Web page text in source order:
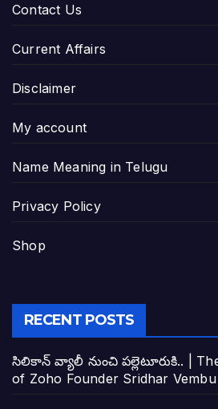
Contact Us
Current Affairs
Disclaimer
My account
Name Meaning in Telugu
Privacy Policy
Shop
RECENT POSTS
సిలికాన్ వ్యాలీ నుంచి పల్లెటూరుకి.. |
of Zoho Founder Sridhar Vembu